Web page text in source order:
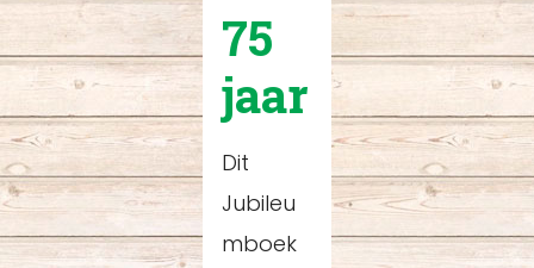
75
jaar
Dit
Jubileu
mboek